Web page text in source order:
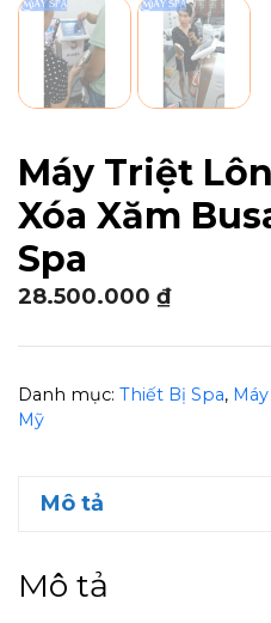
Máy Triệt
Xóa Xăm
Spa
28.500.000 ₫
Danh mục: Thiết Bị Spa,
Mỹ
Mô tả
Mô tả